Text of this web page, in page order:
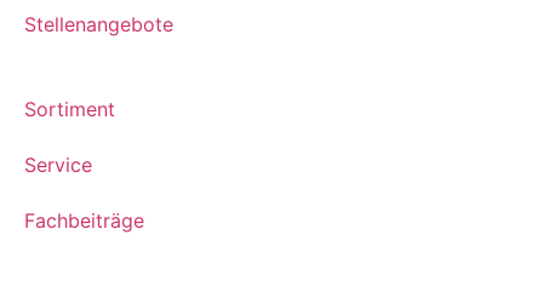
Stellenangebote
Sortiment
Service
Fachbeiträge